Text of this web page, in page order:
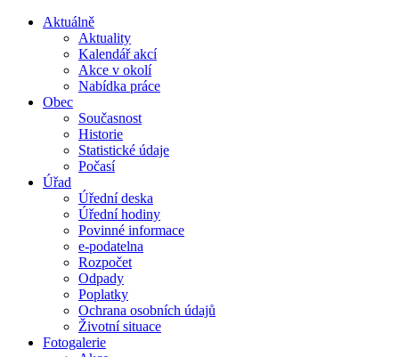
Aktuálně
Aktuality
Kalendář akcí
Akce v okolí
Nabídka práce
Obec
Současnost
Historie
Statistické údaje
Počasí
Úřad
Úřední deska
Úřední hodiny
Povinné informace
e-podatelna
Rozpočet
Odpady
Poplatky
Ochrana osobních údajů
Životní situace
Fotogalerie